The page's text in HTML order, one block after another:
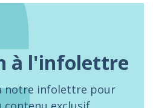
à l'infolettre
notre infolettre pour